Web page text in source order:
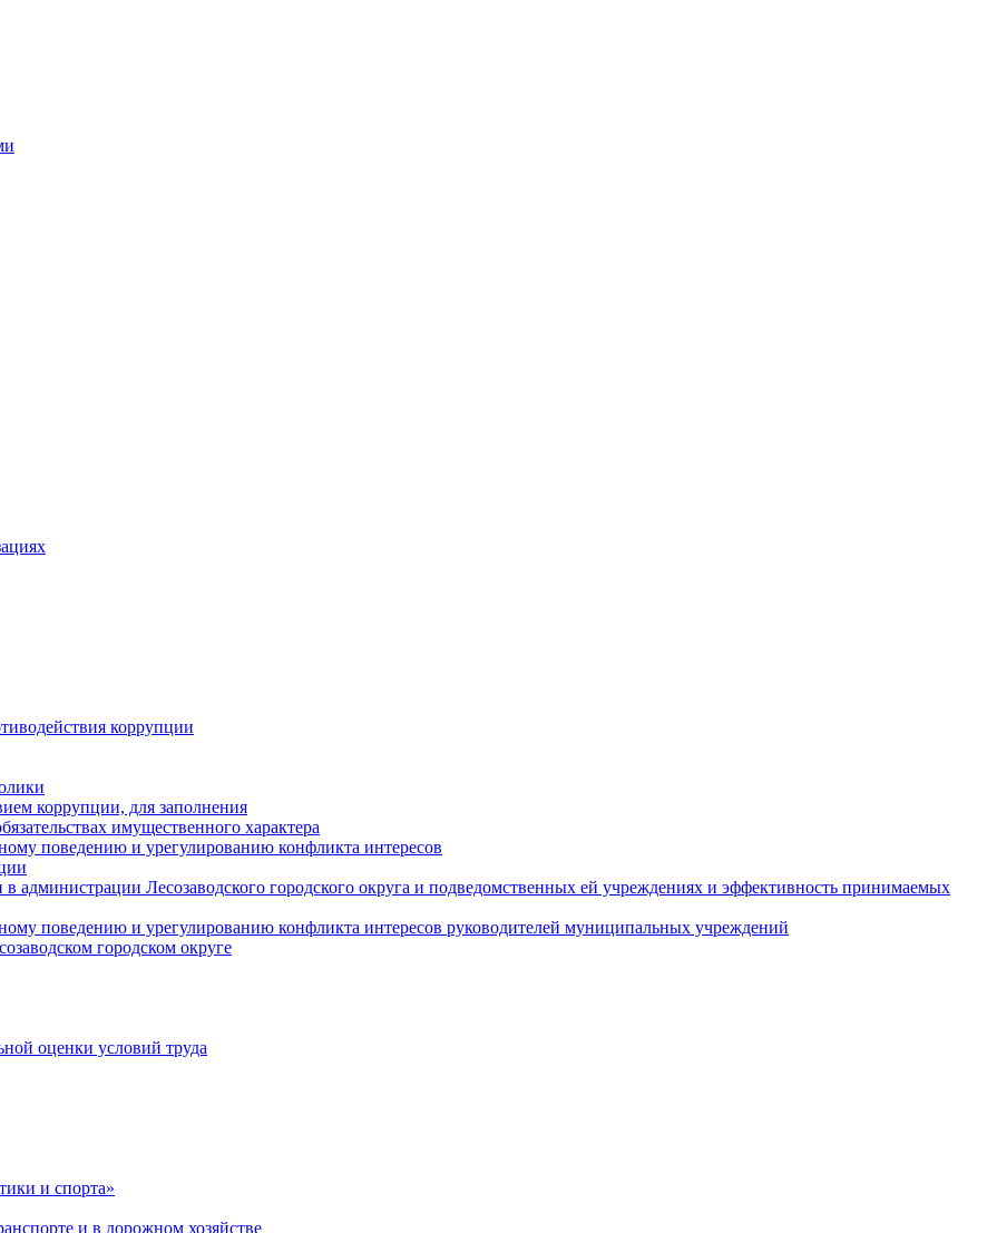
коррупции
коррупции, для заполнения
имущественного характера
поведению и урегулированию конфликта интересов
администрации Лесозаводского городского округа и подведомственных ей учреждениях и эффективность принимаемых
поведению и урегулированию конфликта интересов руководителей муниципальных учреждений
городском округе
оценки условий труда
и спорта»
и в дорожном хозяйстве